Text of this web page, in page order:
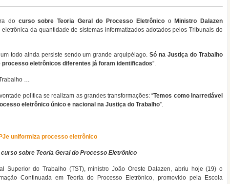
do curso sobre Teoria Geral do Processo Eletrônico o Ministro Dalazen
da quantidade de sistemas informatizados adotados pelos Tribunais do
todo ainda persiste sendo um grande arquipélago.Só na Justiça do Trabalho
processo eletrônicos diferentes já foram identificados”.
…
política se realizam as grandes transformações: “Temos como inarredável
eletrônico único e nacional na Justiça do Trabalho”.
PJe uniformiza processo eletrônico
sobre Teoria Geral do Processo Eletrônico
Superior do Trabalho (TST), ministro João Oreste Dalazen, abriu hoje (19) o
Continuada em Teoria do Processo Eletrônico, promovido pela Escola